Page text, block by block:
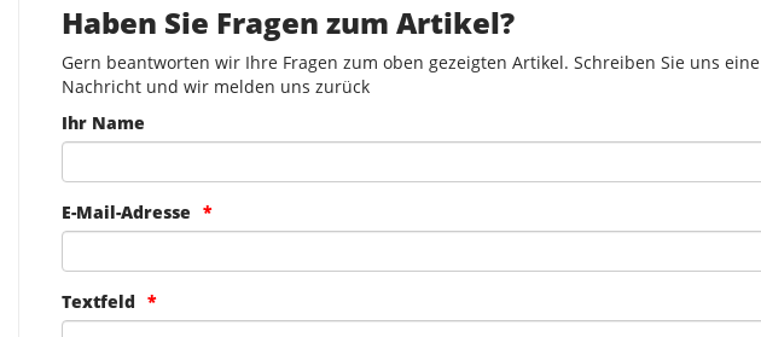
Haben Sie Fragen zum Artikel?
Gern beantworten wir Ihre Fragen zum oben gezeigten Artikel. Schreiben Sie uns eine
Nachricht und wir melden uns zurück
Ihr Name
E-Mail-Adresse
Textfeld